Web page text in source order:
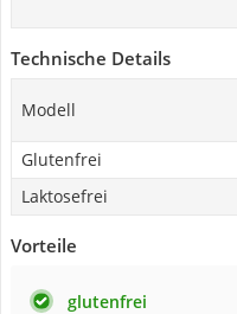
Technische Details
Modell
Glutenfrei
Laktosefrei
Vorteile
glutenfrei